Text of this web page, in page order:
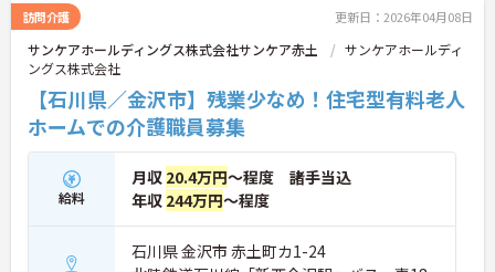
る環境が大きな魅力です。今後はさらに多様なニー
ズに応えるカスタムメイドケアを追求し、地域社会
にとって欠かせない存在として成長を続けていくこ
とが見込まれており、長期的な視点で安心してキャ
リアを築いていただける法人です。
★こんな方におススメ★
＜ご家族やご友人との時間」を大切にしながら働き
たい方＞ 夜勤なしの日勤帯勤務に加え、月の平均残
業時間が非常に少ないため、終業後の予定が立てや
すい環境です。また、入社月から利用できる有給休
暇が付与されるため、ご自身のライフスタイルを優
先しながらご勤務いただけます。
訪問介護 更新日：2026年04月08日
サンケアホールディングス株式会社サンケア赤土
サンケアホールディ
ングス株式会社
【石川県／金沢市】残業少なめ！住宅型有料老人
ホームでの介護職員募集
給料
月収 20.4万円～程度 諸手当込
年収 244万円～程度
石川県 金沢市 赤土町カ1-24